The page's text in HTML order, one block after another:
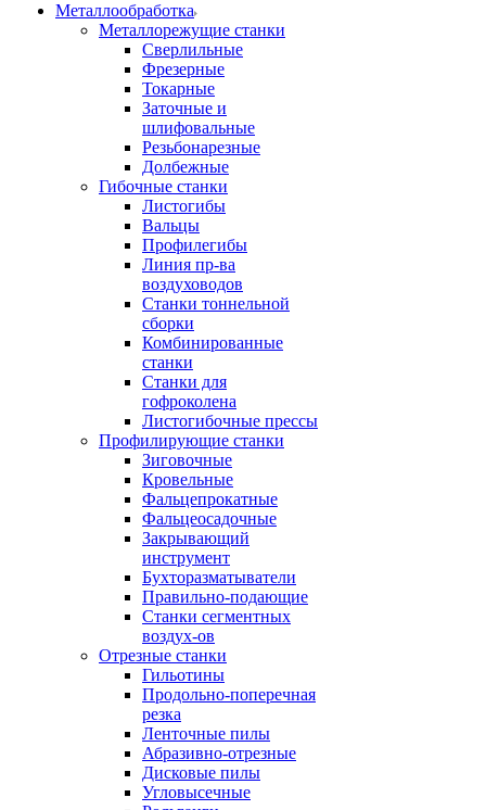
Металлообработка
Металлорежущие станки
Сверлильные
Фрезерные
Токарные
Заточные и
шлифовальные
Резьбонарезные
Долбежные
Гибочные станки
Листогибы
Вальцы
Профилегибы
Линия пр-ва
воздуховодов
Станки тоннельной
сборки
Комбинированные
станки
Станки для
гофроколена
Листогибочные прессы
Профилирующие станки
Зиговочные
Кровельные
Фальцепрокатные
Фальцеосадочные
Закрывающий
инструмент
Бухторазматыватели
Правильно-подающие
Станки сегментных
воздух-ов
Отрезные станки
Гильотины
Продольно-поперечная
резка
Ленточные пилы
Абразивно-отрезные
Дисковые пилы
Угловысечные